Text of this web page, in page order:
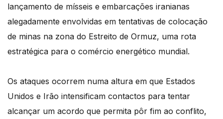
lançamento de mísseis e embarcações iranianas
alegadamente envolvidas em tentativas de colocação
de minas na zona do Estreito de Ormuz, uma rota
estratégica para o comércio energético mundial.
Os ataques ocorrem numa altura em que Estados
Unidos e Irão intensificam contactos para tentar
alcançar um acordo que permita pôr fim ao conflito,